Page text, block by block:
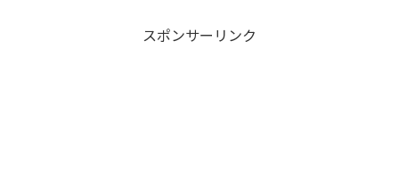
スポンサーリンク